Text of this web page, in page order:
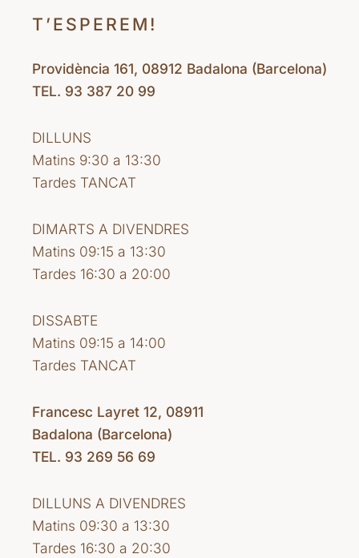
T’ESPEREM!
Providència 161, 08912 Badalona (Barcelona)
TEL. 93 387 20 99
DILLUNS
Matins 9:30 a 13:30
Tardes TANCAT
DIMARTS A DIVENDRES
Matins 09:15 a 13:30
Tardes 16:30 a 20:00
DISSABTE
Matins 09:15 a 14:00
Tardes TANCAT
Francesc Layret 12, 08911
Badalona (Barcelona)
TEL. 93 269 56 69
DILLUNS A DIVENDRES
Matins 09:30 a 13:30
Tardes 16:30 a 20:30